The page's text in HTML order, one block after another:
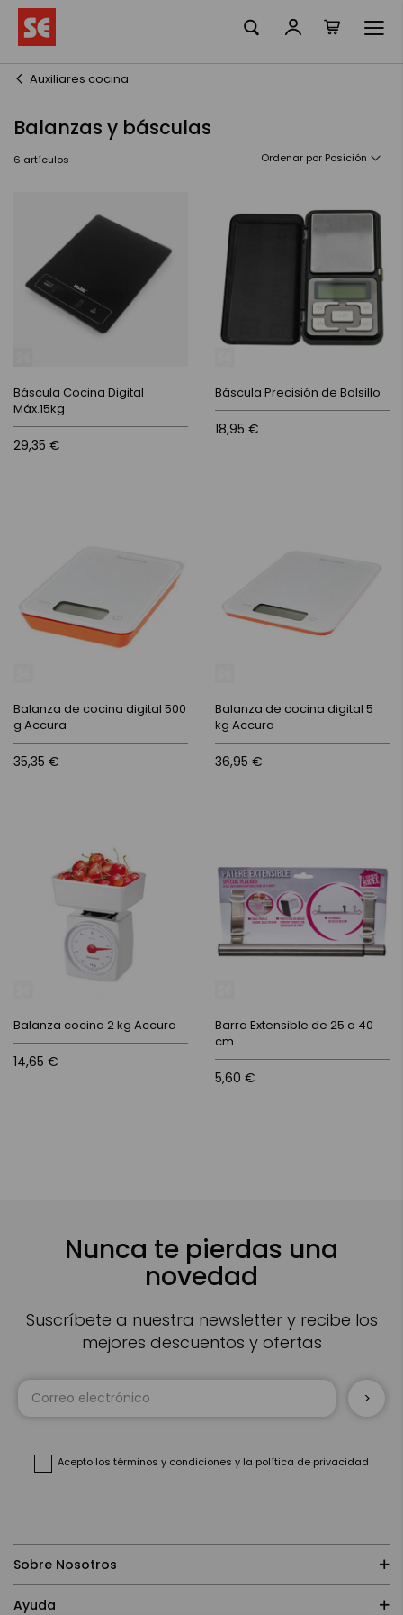
contenido
Auxiliares cocina
Balanzas y básculas
6 artículos Ordenar por
Báscula Cocina Digital
Máx.15kg
29,35 €
Báscula Precisión de Bolsillo
18,95 €
Balanza de cocina digital 500
g Accura
35,35 €
Balanza de cocina digital 5
kg Accura
36,95 €
Balanza cocina 2 kg Accura
14,65 €
Barra Extensible de 25 a 40
cm
5,60 €
Nunca te pierdas una
novedad
Suscríbete a nuestra newsletter y recibe los
mejores descuentos y ofertas
Acepto los términos y condiciones y la política de privacidad
Sobre Nosotros
Ayuda